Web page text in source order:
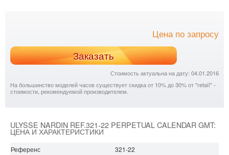
Цена по запросу
Заказать
Стоимость актуальна на дату: 04.01.2016
На большинство моделей часов существует скидка от 10% до 30% от "retail" -
стоимости, рекомендуемой производителем.
ULYSSE NARDIN REF.321-22 PERPETUAL CALENDAR GMT:
ЦЕНА И ХАРАКТЕРИСТИКИ
Референс
321-22